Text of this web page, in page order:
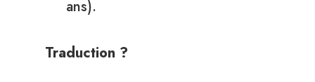
ans).
Traduction ?